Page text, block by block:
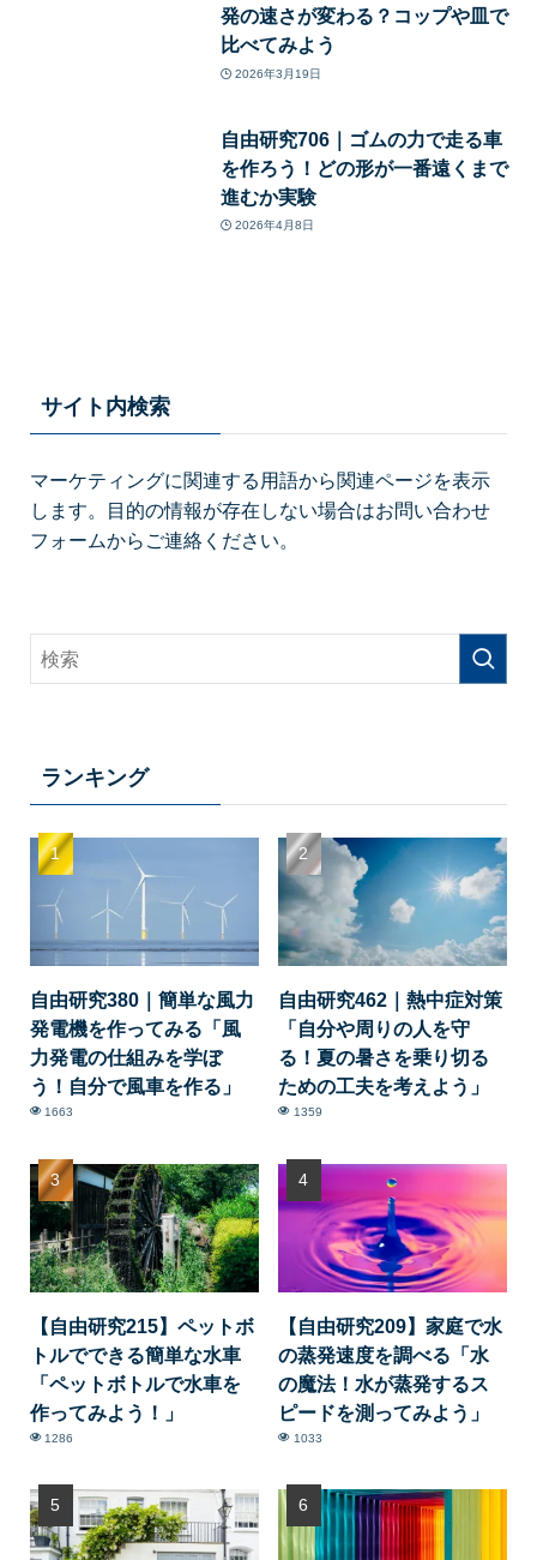
発の速さが変わる？コップや皿で
比べてみよう
2026年3月19日
自由研究706｜ゴムの力で走る車
を作ろう！どの形が一番遠くまで
進むか実験
2026年4月8日
サイト内検索
マーケティングに関連する用語から関連ページを表示
します。目的の情報が存在しない場合はお問い合わせ
フォームからご連絡ください。
ランキング
自由研究380｜簡単な風力
発電機を作ってみる「風
力発電の仕組みを学ぼ
う！自分で風車を作る」
1663
自由研究462｜熱中症対策
「自分や周りの人を守
る！夏の暑さを乗り切る
ための工夫を考えよう」
1359
【自由研究215】ペットボ
トルでできる簡単な水車
「ペットボトルで水車を
作ってみよう！」
1286
【自由研究209】家庭で水
の蒸発速度を調べる「水
の魔法！水が蒸発するス
ピードを測ってみよう」
1033